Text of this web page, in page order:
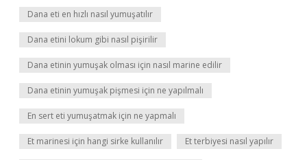
Dana eti en hızlı nasıl yumuşatılır
Dana etini lokum gibi nasıl pişirilir
Dana etinin yumuşak olması için nasıl marine edilir
Dana etinin yumuşak pişmesi için ne yapılmalı
En sert eti yumuşatmak için ne yapmalı
Et marinesi için hangi sirke kullanılır Et terbiyesi nasıl yapılır